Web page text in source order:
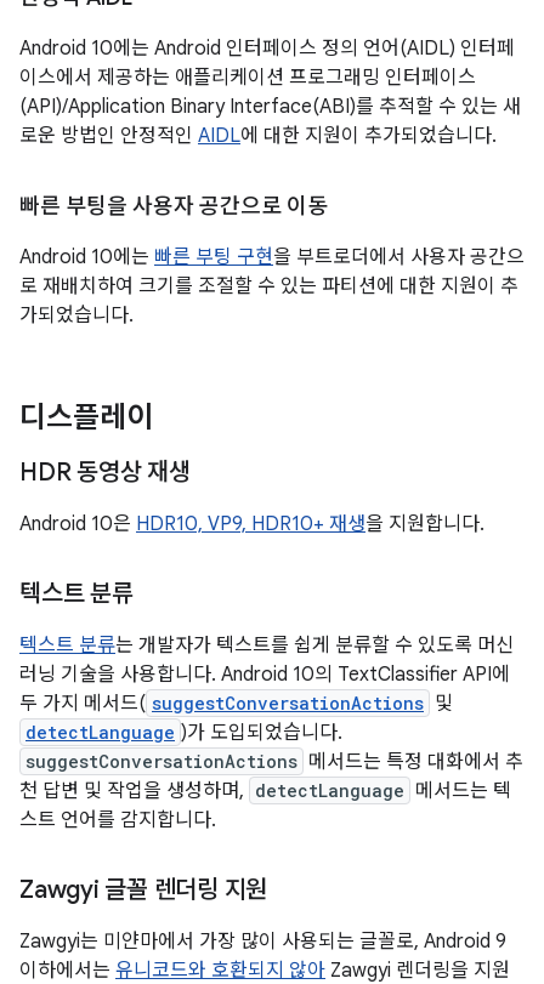
Android 10에는 Android 인터페이스 정의 언어(AIDL) 인터페
이스에서 제공하는 애플리케이션 프로그래밍 인터페이스
(API)/Application Binary Interface(ABI)를 추적할 수 있는 새
로운 방법인 안정적인 AIDL에 대한 지원이 추가되었습니다.
빠른 부팅을 사용자 공간으로 이동
Android 10에는 빠른 부팅 구현을 부트로더에서 사용자 공간으
로 재배치하여 크기를 조절할 수 있는 파티션에 대한 지원이 추
가되었습니다.
디스플레이
HDR 동영상 재생
Android 10은 HDR10, VP9, HDR10+ 재생을 지원합니다.
텍스트 분류
텍스트 분류는 개발자가 텍스트를 쉽게 분류할 수 있도록 머신
러닝 기술을 사용합니다. Android 10의 TextClassifier API에
두 가지 메서드( suggestConversationActions 및
detectLanguage )가 도입되었습니다.
suggestConversationActions 메서드는 특정 대화에서 추
천 답변 및 작업을 생성하며, detectLanguage 메서드는 텍
스트 언어를 감지합니다.
Zawgyi 글꼴 렌더링 지원
Zawgyi는 미얀마에서 가장 많이 사용되는 글꼴로, Android 9
이하에서는 유니코드와 호환되지 않아 Zawgyi 렌더링을 지원